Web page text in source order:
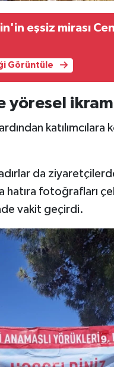
eşsiz mirası
Görüntüle
yöresel
da
hatıra fotoğrafları
vakit geçirdi.